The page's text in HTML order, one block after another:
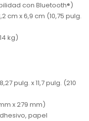
con Bluetooth®)
cm x 6,9 cm (10,75 pulg.
kg)
pulg. x 11,7 pulg. (210
x 279 mm)
papel